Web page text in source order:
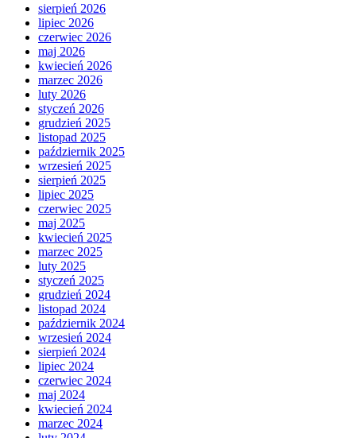
sierpień 2026
lipiec 2026
czerwiec 2026
maj 2026
kwiecień 2026
marzec 2026
luty 2026
styczeń 2026
grudzień 2025
listopad 2025
październik 2025
wrzesień 2025
sierpień 2025
lipiec 2025
czerwiec 2025
maj 2025
kwiecień 2025
marzec 2025
luty 2025
styczeń 2025
grudzień 2024
listopad 2024
październik 2024
wrzesień 2024
sierpień 2024
lipiec 2024
czerwiec 2024
maj 2024
kwiecień 2024
marzec 2024